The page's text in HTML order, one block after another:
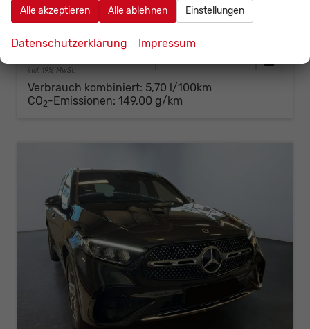
Leistung 198 kW (269 PS) Kilometerstand
1.650 km
incl. 19% MwSt.
Verbrauch kombiniert: 5,70 l/100km
CO2-Emissionen: 149,00 g/km
Alle akzeptieren Alle ablehnen Einstellungen
Datenschutzerklärung Impressum